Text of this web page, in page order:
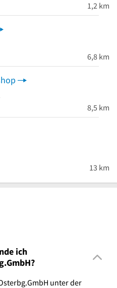
1,2 km
6,8 km
8,5 km
13 km
ich
unter der